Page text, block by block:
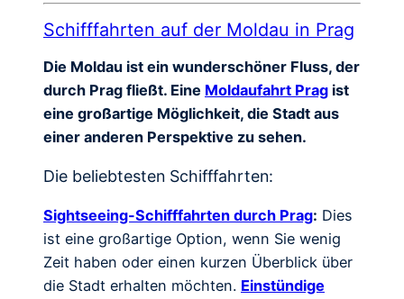
Schifffahrten auf der Moldau in Prag
Die Moldau ist ein wunderschöner Fluss, der
durch Prag fließt. Eine Moldaufahrt Prag ist
eine großartige Möglichkeit, die Stadt aus
einer anderen Perspektive zu sehen.
Die beliebtesten Schifffahrten:
Sightseeing-Schifffahrten durch Prag: Dies
ist eine großartige Option, wenn Sie wenig
Zeit haben oder einen kurzen Überblick über
die Stadt erhalten möchten. Einstündige